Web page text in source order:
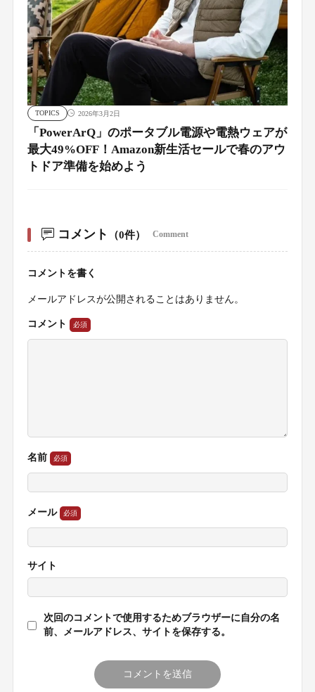
TOPICS 2026年3月2日
「PowerArQ」のポータブル電源や電熱ウェアが
最大49%OFF！Amazon新生活セールで春のアウ
トドア準備を始めよう
コメント （0件） Comment
コメントを書く
メールアドレスが公開されることはありません。
コメント
名前
メール
サイト
次回のコメントで使用するためブラウザーに自分の名
前、メールアドレス、サイトを保存する。